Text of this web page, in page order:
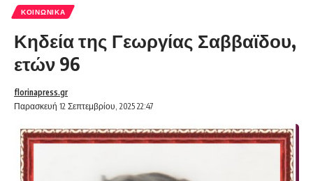
ΚΟΙΝΩΝΙΚΆ
Κηδεία της Γεωργίας Σαββαϊδου,
ετών 96
Παρασκευή 12 Σεπτεμβρίου, 2025 22:47
florinapress.gr